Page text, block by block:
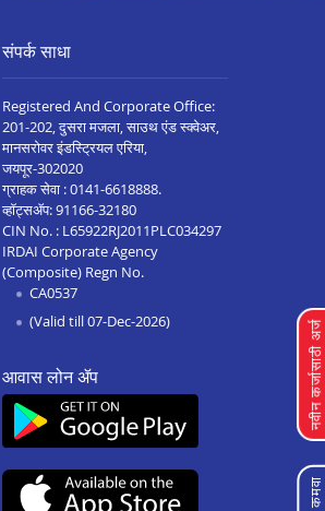
नवीन कर्जासाठी अर्ज
संपर्क साधा
Registered And Corporate Office:
201-202, दुसरा मजला, साउथ एंड स्क्वेअर,
मानसरोवर इंडस्ट्रियल एरिया,
जयपूर-302020
ग्राहक सेवा :0141-6618888.
व्हॉट्सॲप:91166-32180
CIN No. : L65922RJ2011PLC034297
IRDAI Corporate Agency
(Composite) Regn No.
CA0537
(Valid till 07-Dec-2026)
आवास लोन ॲप